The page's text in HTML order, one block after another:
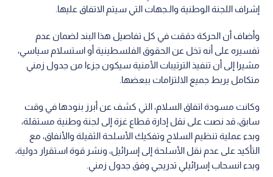
إشراف اللجنة الوطنية والـجهات التي سيتم الاتفاق عليها.
وأضاف أن الحركة دققت في كل تفاصيل هذا البند لضمان عدم
تفسيره على أنه تخل عن الحقوق الفلسطينية أو استسلام سياسي،
مشيرا إلى أن تنفيذ الترتيبات الأمنية سيكون جزءا من جدول زمني
متكامل يربط جميع الالتزامات ببعضها.
وكانت مسودة اتفاق السلام، التي كشف عن أبرز بنودها في وقت
سابق، قد نصت على نقل إدارة قطاع غزة إلى لجنة وطنية مستقلة،
وبدء عملية تنظيم السلاح وتفكيك الأسلحة الثقيلة والأنفاق، مع
التأكيد على عدم نقل الأسلحة إلى إسرائيل، ونشر قوة استقرار دولية،
وبدء انسحاب إسرائيلي تدريجي وفق جدول زمني.